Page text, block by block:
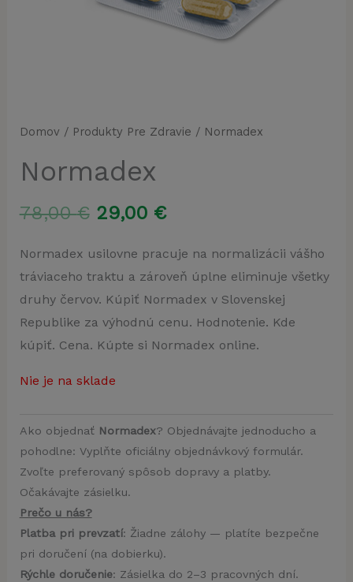
Domov / Produkty Pre Zdravie / Normadex
Normadex
78,00€ Pôvodná
cena
bola:
78,00 €.
29,00 €Aktuálna
cena
je:
29,00 €.
Normadex usilovne pracuje na normalizácii vášho
tráviaceho traktu a zároveň úplne eliminuje všetky
druhy červov. Kúpiť Normadex v Slovenskej
Republike za výhodnú cenu. Hodnotenie. Kde
kúpiť. Cena. Kúpte si Normadex online.
Nie je na sklade
Ako objednať Normadex? Objednávajte jednoducho a
pohodlne: Vyplňte oficiálny objednávkový formulár.
Zvoľte preferovaný spôsob dopravy a platby.
Očakávajte zásielku.
Prečo u nás?
Platba pri prevzatí: Žiadne zálohy — platíte bezpečne
pri doručení (na dobierku).
Rýchle doručenie: Zásielka do 2–3 pracovných dní.